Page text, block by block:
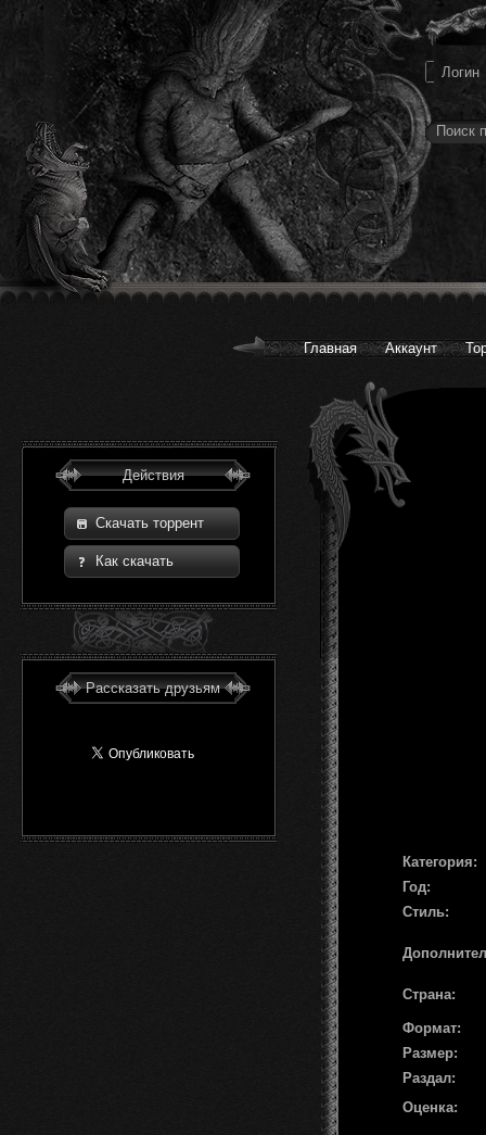
Главная Аккаунт
Действия
Скачать торрент
Как скачать
Рассказать друзьям
Категория:
Год:
Стиль:
Страна:
Формат:
Размер:
Раздал:
Оценка: